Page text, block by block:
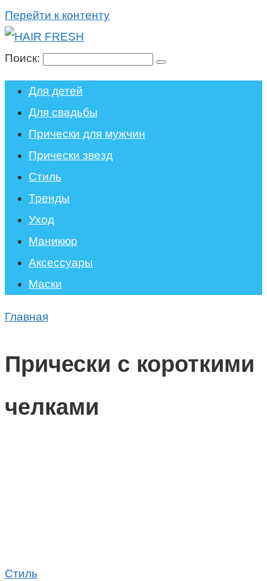
Перейти к контенту
Поиск:
Для детей
Для свадьбы
Прически для мужчин
Прически звезд
Стиль
Тренды
Уход
Маникюр
Аксессуары
Маски
Главная
Прически с короткими
челками
Стиль